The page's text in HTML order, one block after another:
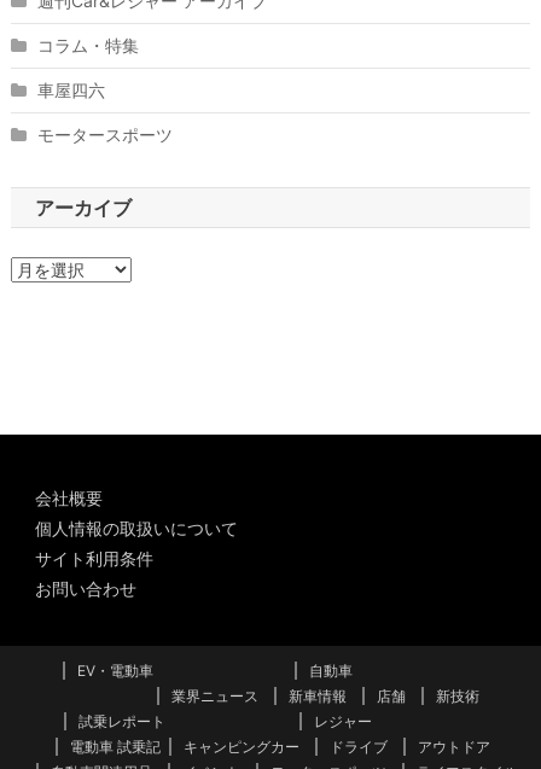
コラム・特集
車屋四六
モータースポーツ
アーカイブ
ア
会社概要
個人情報の取扱いについて
サイト利用条件
お問い合わせ
EV・電動車
自動車
業界ニュース
新車情報 店舗
新技術
試乗レポート
電動車 試乗記
レジャー
キャンピングカー
ドライブ
アウトドア